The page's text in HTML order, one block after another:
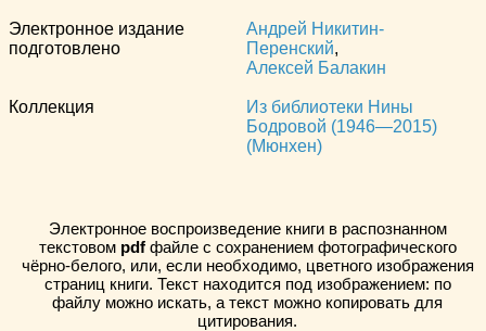
Электронное издание
подготовлено
Андрей Никитин-
Перенский,
Алексей Балакин
Коллекция
Из библиотеки Нины
Бодровой (1946—2015)
(Мюнхен)
Электронное воспроизведение книги в распознанном
текстовом pdfфайле с сохранением фотографического
чёрно-белого, или, если необходимо, цветного изображения
страниц книги. Текст находится под изображением: по
файлу можно искать, а текст можно копировать для
цитирования.